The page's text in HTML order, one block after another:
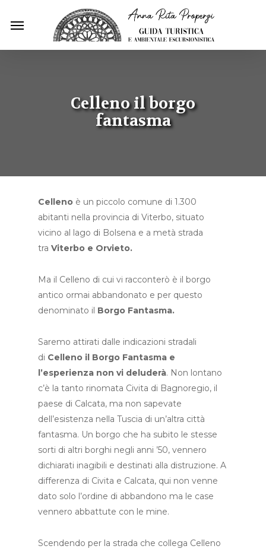
content
Menu
Celleno il borgo
fantasma
Celleno è un piccolo comune di 1.300
abitanti nella provincia di Viterbo, situato
vicino al lago di Bolsena e a metà strada
tra Viterbo e Orvieto.
Ma il Celleno di cui vi racconterò è il borgo
antico ormai abbandonato e per questo
denominato il Borgo Fantasma.
Saremo attirati dalle indicazioni stradali
di Celleno il Borgo Fantasma e
l’esperienza non vi deluderà. Non lontano
c’è la tanto rinomata Civita di Bagnoregio, il
paese di Calcata, ma non sapevate
dell’esistenza nella Tuscia di un’altra città
fantasma. Un borgo che ha subito le stesse
sorti di altri borghi negli anni ’50, vennero
dichiarati inagibili e destinati alla distruzione. A
differenza di Civita e Calcata, qui non venne
dato solo l’ordine di abbandono ma le case
vennero abbattute con le mine.
Scendendo per la strada che collega Celleno